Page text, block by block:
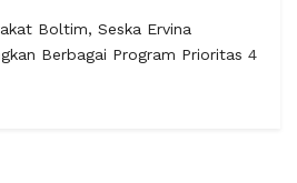
Boltim, Seska Ervina
Berbagai Program Prioritas 4